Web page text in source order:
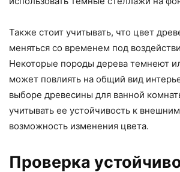
Также стоит учитывать, что цвет
меняться со временем под
Некоторые породы дерева темнеют
может повлиять на общий вид
выборе древесины для ванной
учитывать ее устойчивость к
возможность изменения цвета.
Проверка